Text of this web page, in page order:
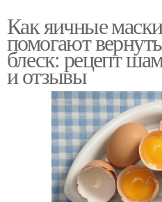
Как яичные
помогают
блеск: рецепт
и отзывы